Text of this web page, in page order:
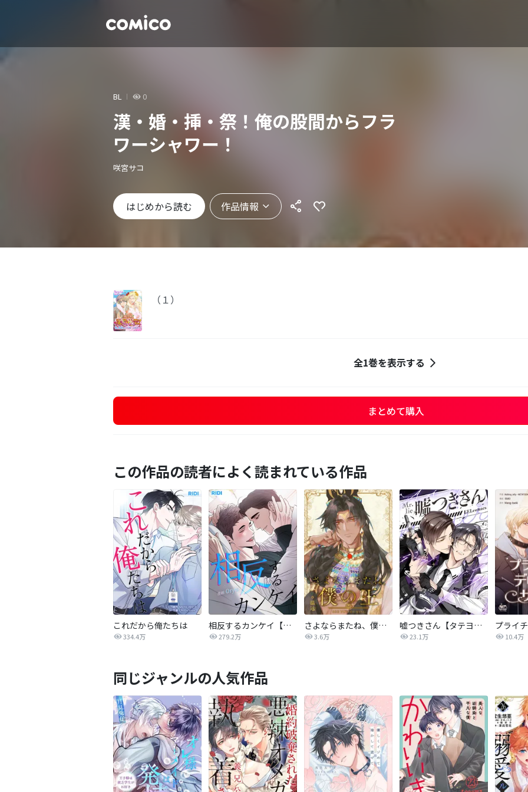
BL 0
漢・婚・挿・祭！俺の股間からフラ
ワーシャワー！
咲宮サコ
はじめから読む 作品情報
（１）
全1巻を表示する
まとめて購入
この作品の読者によく読まれている作品
これだから俺たちは
334.4万
相反するカンケイ【改訂版】
279.2万
さよならまたね、僕の王【タテヨミ】
3.6万
嘘つきさん【タテヨミ】
23.1万 10.4万
同じジャンルの人気作品